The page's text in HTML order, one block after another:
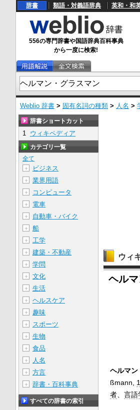
辞書 類語・対義語辞典 英和・和
556の専門辞書や国語辞典百科事典
から一度に検索!
Weblio 辞書 > 固有名詞の種類 > 人名 >
ウィ
ヘル
ヘルマン
ßmann,
者、 言語
辞書ショートカット
1 ウィキペディア
カテゴリ一覧
全て
＋
ビジネス
＋ 業界用語
＋ コンピュータ
＋ 電車
＋ 自動車・バイク
＋ 船
＋ 工学
＋ 建築・不動産
＋ 学問
＋ 文化
＋ 生活
＋ ヘルスケア
＋ 趣味
＋ スポーツ
＋ 生物
＋ 食品
＋ 人名
＋ 方言
＋ 辞書・百科事典
すべての辞書の索引